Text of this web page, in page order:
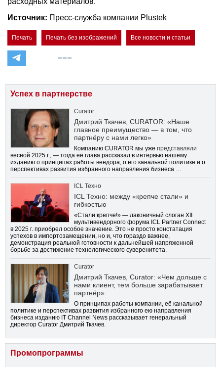
Источник: Пресс-служба компании Plustek
Печать Печать без изображений Все новости и статьи
Успех в партнерстве
Curator
Дмитрий Ткачев, CURATOR: «Наше
главное преимущество — в том, что
партнёру с нами легко»
Компанию CURATOR мы уже представляли
весной 2025 г., — тогда её глава рассказал в интервью нашему
изданию о принципах работы вендора, о его канальной политике и о
перспективах развития избранного направления бизнеса …
ICL Техно
ICL Техно: между «крепче стали» и
гибкостью
«Стали крепче!» — лаконичный слоган XII
мультивендорного форума ICL Partner Connect
в 2025 г. приобрел особое значение. Это не просто констатация
успехов в импортозамещении, но и, что гораздо важнее,
демонстрация реальной готовности к дальнейшей напряженной
борьбе за достижение технологического суверенитета.
Curator
Дмитрий Ткачев, Curator: «Чем дольше с
нами клиент, тем больше зарабатывает
партнёр»
О принципах работы компании, её канальной
политике и перспективах развития избранного ею направления
бизнеса изданию IT Channel News рассказывает генеральный
директор Curator Дмитрий Ткачев.
Промопрограммы